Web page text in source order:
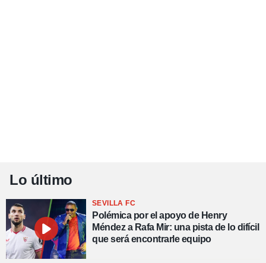
Lo último
SEVILLA FC
Polémica por el apoyo de Henry
Méndez a Rafa Mir: una pista de lo difícil
que será encontrarle equipo